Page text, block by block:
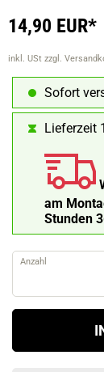
14,90 EUR*
inkl. USt zzgl.
Sofort
Lieferzeit
am
Stunden
Anzahl